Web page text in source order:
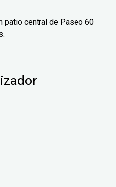
patio central de Paseo 60